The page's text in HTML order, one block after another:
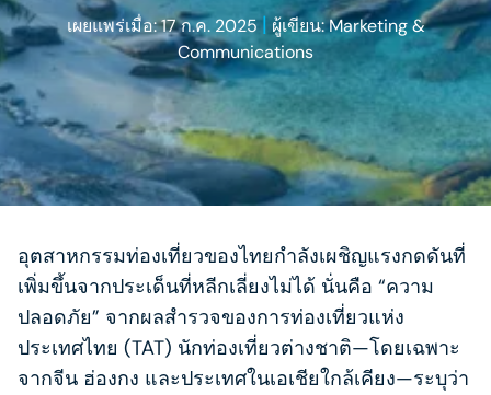
เผยแพร่เมื่อ: 17 ก.ค. 2025| ผู้เขียน: Marketing &
Communications
อุตสาหกรรมท่องเที่ยวของไทยกำลังเผชิญแรงกดดันที่
เพิ่มขึ้นจากประเด็นที่หลีกเลี่ยงไม่ได้ นั่นคือ “ความ
ปลอดภัย” จากผลสำรวจของการท่องเที่ยวแห่ง
ประเทศไทย (TAT) นักท่องเที่ยวต่างชาติ—โดยเฉพาะ
จากจีน ฮ่องกง และประเทศในเอเชียใกล้เคียง—ระบุว่า